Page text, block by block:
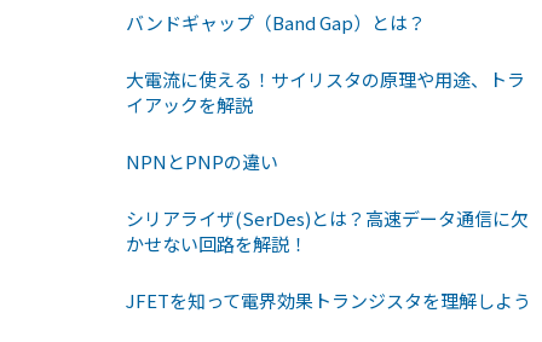
バンドギャップ（Band Gap）とは？
大電流に使える！サイリスタの原理や用途、トラ
イアックを解説
NPNとPNPの違い
シリアライザ(SerDes)とは？高速データ通信に欠
かせない回路を解説！
JFETを知って電界効果トランジスタを理解しよう